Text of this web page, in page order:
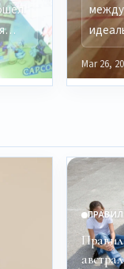
Mar 26,